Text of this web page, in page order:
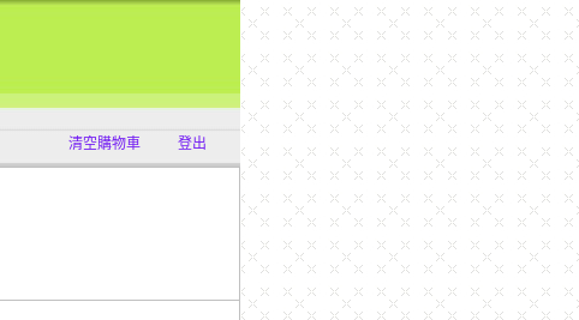
清空購物車 登出